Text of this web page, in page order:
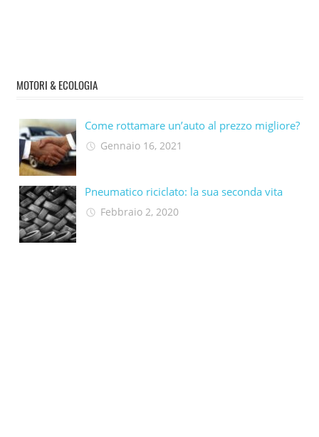
MOTORI & ECOLOGIA
Come rottamare un’auto al prezzo migliore?
Gennaio 16, 2021
Pneumatico riciclato: la sua seconda vita​
Febbraio 2, 2020